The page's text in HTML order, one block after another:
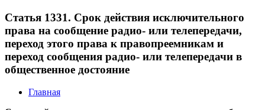
Статья 1331. Срок действия исключительного
права на сообщение радио- или телепередачи,
переход этого права к правопреемникам и
переход сообщения радио- или телепередачи в
общественное достояние
Главная